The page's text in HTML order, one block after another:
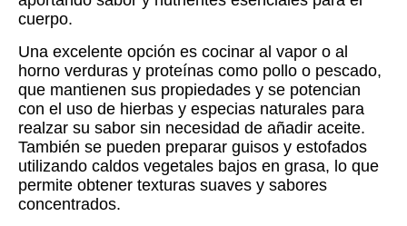
cuerpo.
Una excelente opción es cocinar al vapor o al
horno verduras y proteínas como pollo o pescado,
que mantienen sus propiedades y se potencian
con el uso de hierbas y especias naturales para
realzar su sabor sin necesidad de añadir aceite.
También se pueden preparar guisos y estofados
utilizando caldos vegetales bajos en grasa, lo que
permite obtener texturas suaves y sabores
concentrados.